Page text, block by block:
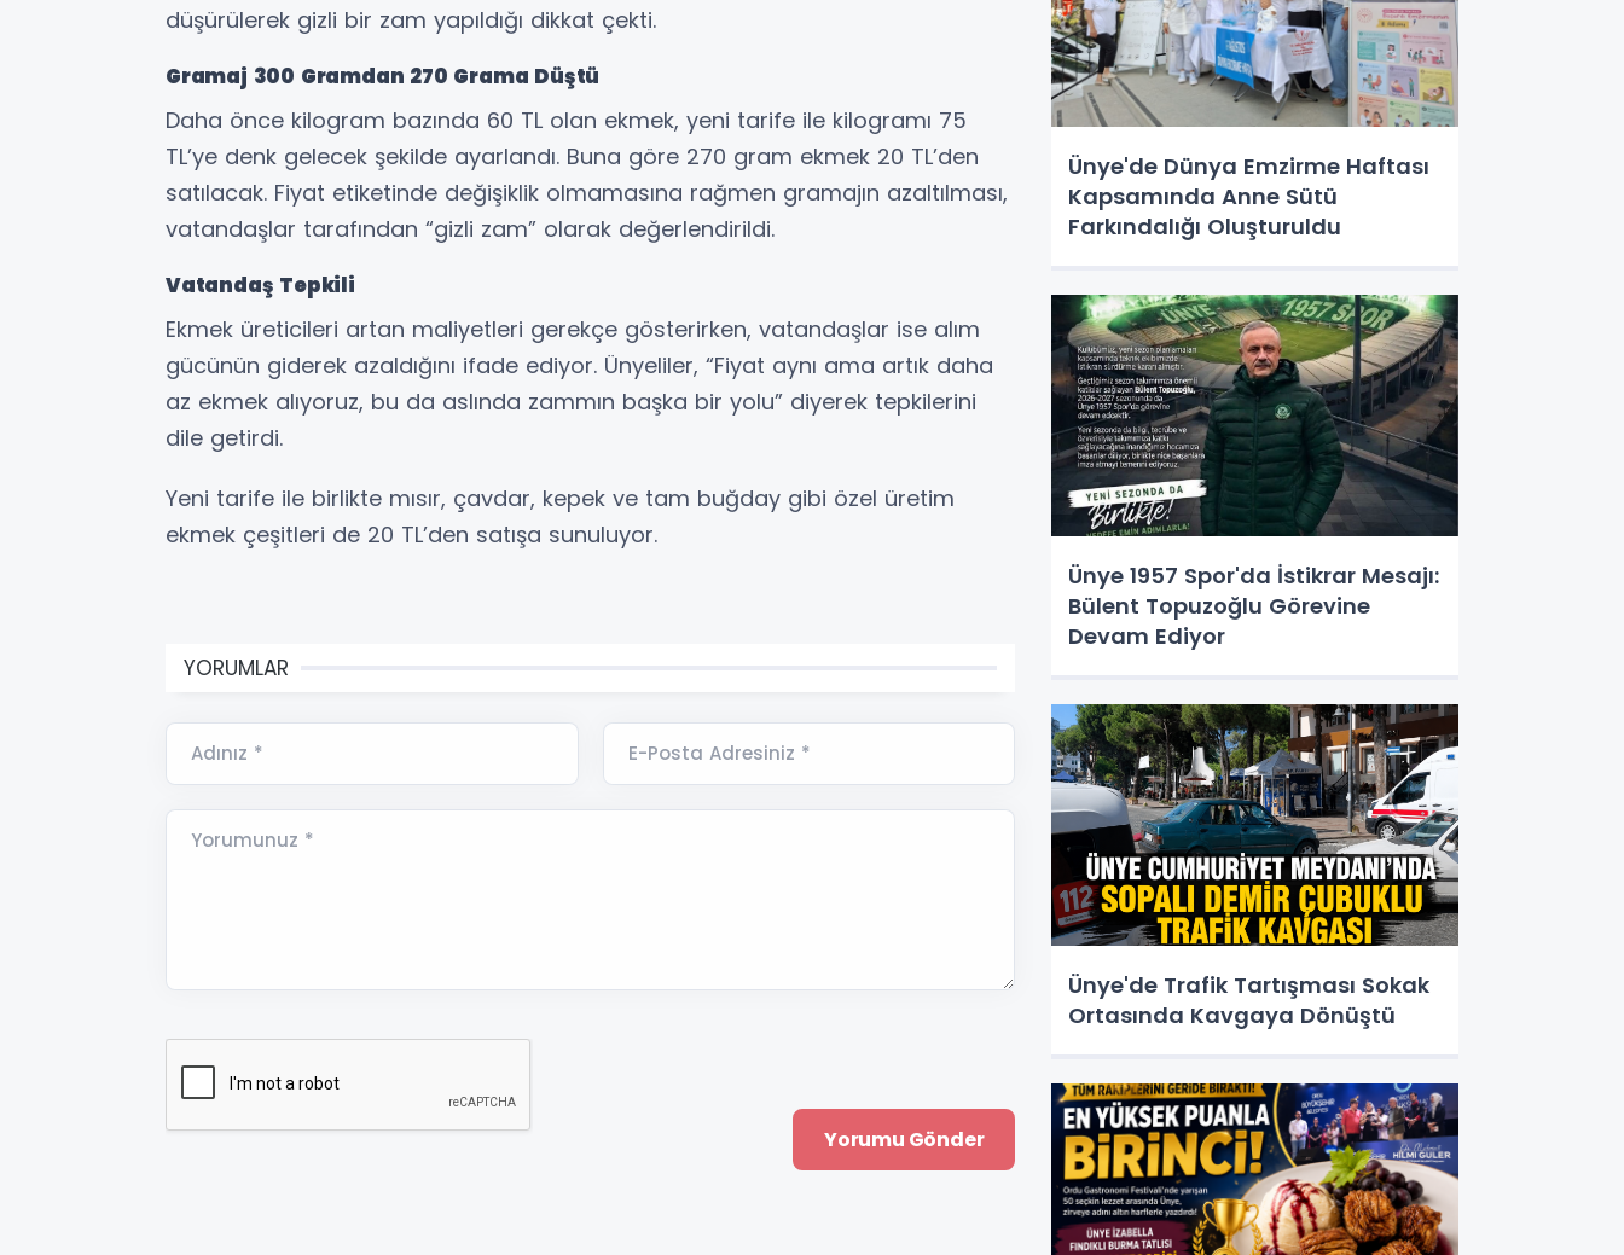
düşürülerek gizli bir zam yapıldığı dikkat çekti.
Gramaj 300 Gramdan 270 Grama Düştü
Daha önce kilogram bazında 60 TL olan ekmek, yeni tarife ile kilogramı 75
TL’ye denk gelecek şekilde ayarlandı. Buna göre 270 gram ekmek 20 TL’den
satılacak. Fiyat etiketinde değişiklik olmamasına rağmen gramajın azaltılması,
vatandaşlar tarafından “gizli zam” olarak değerlendirildi.
Vatandaş Tepkili
Ekmek üreticileri artan maliyetleri gerekçe gösterirken, vatandaşlar ise alım
gücünün giderek azaldığını ifade ediyor. Ünyeliler, “Fiyat aynı ama artık daha
az ekmek alıyoruz, bu da aslında zammın başka bir yolu” diyerek tepkilerini
dile getirdi.
Yeni tarife ile birlikte mısır, çavdar, kepek ve tam buğday gibi özel üretim
ekmek çeşitleri de 20 TL’den satışa sunuluyor.
YORUMLAR
Adınız * E-Posta Adresiniz *
Yorumunuz *
Ünye'de Dünya Emzirme Haftası
Kapsamında Anne Sütü
Farkındalığı Oluşturuldu
Ünye 1957 Spor'da İstikrar Mesajı:
Bülent Topuzoğlu Görevine
Devam Ediyor
Ünye'de Trafik Tartışması Sokak
Ortasında Kavgaya Dönüştü